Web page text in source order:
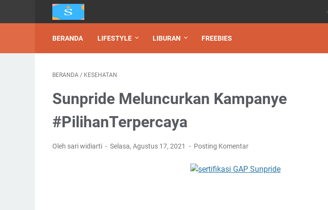
BERANDA LIFESTYLE LIBURAN FREEBIES
BERANDA / KESEHATAN
Sunpride Meluncurkan Kampanye
#PilihanTerpercaya
Oleh sari widiarti Selasa, Agustus 17, 2021 Posting Komentar